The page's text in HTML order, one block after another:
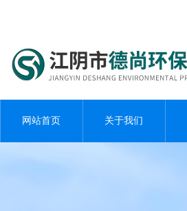
网站首页 关于我们